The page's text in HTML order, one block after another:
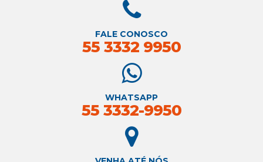
FALE CONOSCO
55 3332 9950
WHATSAPP
55 3332-9950